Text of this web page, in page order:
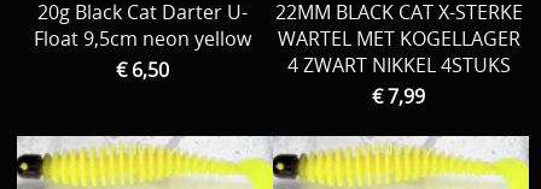
20g Black Cat Darter U-
Float 9,5cm neon yellow
€ 6,50
22MM BLACK CAT X-STERKE
WARTEL MET KOGELLAGER
4 ZWART NIKKEL 4STUKS
€ 7,99